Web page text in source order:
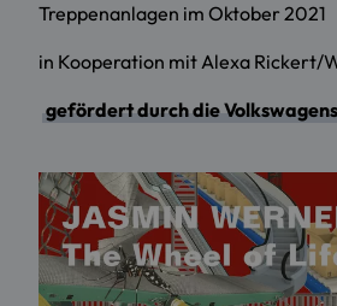
Treppenanlagen im Oktober 2021
in Kooperation mit Alexa Rickert/
gefördert durch die